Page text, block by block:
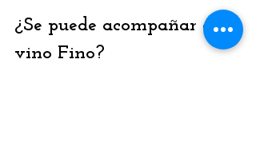
¿Se puede acompañar con
vino Fino?